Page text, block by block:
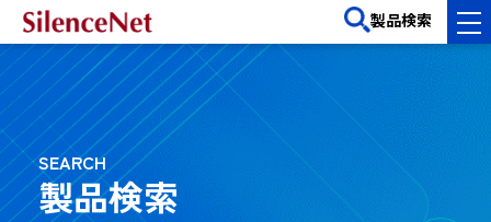
製品検索
SEARCH
製品検索